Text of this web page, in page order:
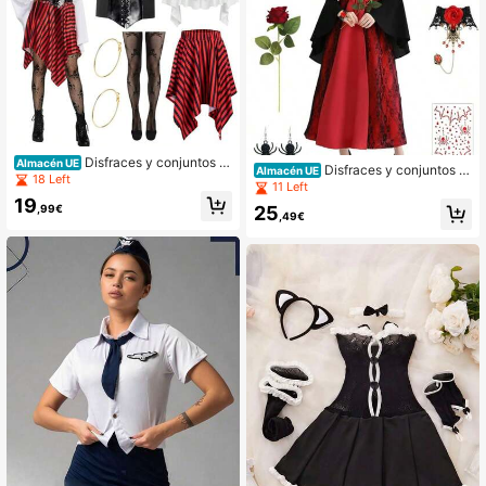
Almacén UE Disfraces y conjuntos d
e fiesta
18 Left
19 ,99€
Almacén UE Disfraces y conjuntos d
e fiesta
11 Left
25 ,49€